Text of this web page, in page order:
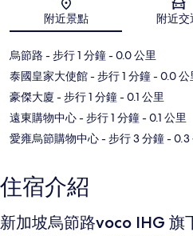
地圖
附近景點 附近交
烏節路 - 步行 1 分鐘- 0.0 公里
泰國皇家大使館- 步行 1 分鐘- 0.0 公
豪傑大廈 - 步行 1 分鐘- 0.1 公里
遠東購物中心- 步行 1 分鐘- 0.1 公里
愛雍烏節購物中心- 步行 3 分鐘- 0.3
住宿介紹
新加坡烏節路voco IHG 旗